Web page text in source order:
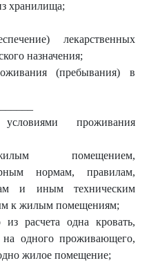
хранилища;
лекарственных
назначения;
(пребывания) в
проживания
помещением,
нормам, правилам,
и иным техническим
к жилым помещениям;
из расчета одна кровать,
одного проживающего,
жилое помещение;